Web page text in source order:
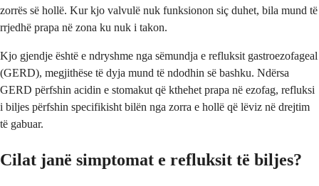
zorrës së hollë. Kur kjo valvulë nuk funksionon siç duhet, bila mund të
rrjedhë prapa në zona ku nuk i takon.
Kjo gjendje është e ndryshme nga sëmundja e refluksit gastroezofageal
(GERD), megjithëse të dyja mund të ndodhin së bashku. Ndërsa
GERD përfshin acidin e stomakut që kthehet prapa në ezofag, refluksi
i biljes përfshin specifikisht bilën nga zorra e hollë që lëviz në drejtim
të gabuar.
Cilat janë simptomat e refluksit të biljes?